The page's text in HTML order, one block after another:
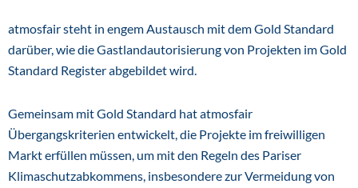
atmosfair steht in engem Austausch mit dem Gold Standard
darüber, wie die Gastlandautorisierung von Projekten im Gold
Standard Register abgebildet wird.
Gemeinsam mit Gold Standard hat atmosfair
Übergangskriterien entwickelt, die Projekte im freiwilligen
Markt erfüllen müssen, um mit den Regeln des Pariser
Klimaschutzabkommens, insbesondere zur Vermeidung von